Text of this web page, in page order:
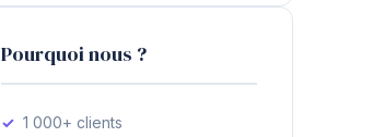
Pourquoi nous ?
1 000+ clients